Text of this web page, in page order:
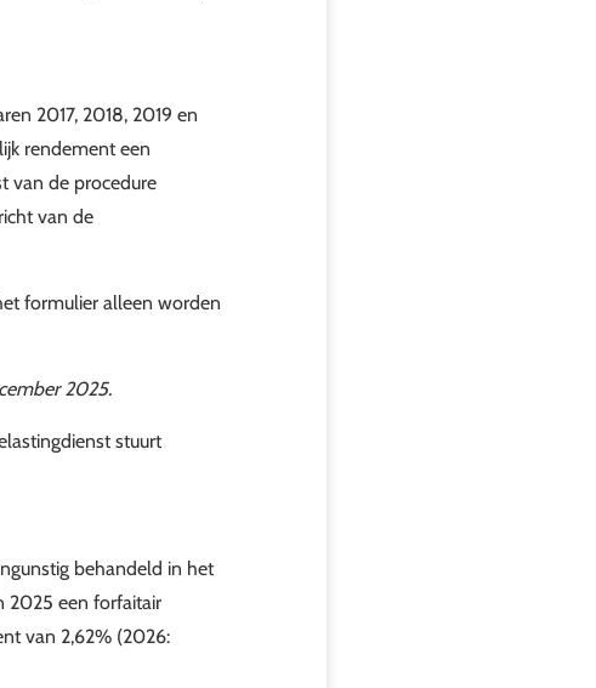
2017, 2018, 2019 en
rendement een
van de procedure
van de
formulier alleen worden
2025.
stuurt
behandeld in het
2025 een forfaitair
van 2,62% (2026: